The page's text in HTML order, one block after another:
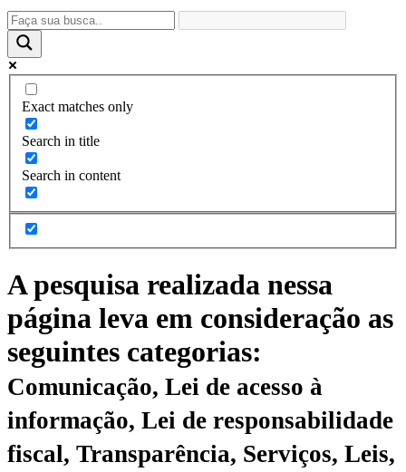
Exact matches only
Search in title
Search in content
A pesquisa realizada nessa
página leva em consideração as
seguintes categorias:
Comunicação, Lei de acesso à
informação, Lei de responsabilidade
fiscal, Transparência, Serviços, Leis,